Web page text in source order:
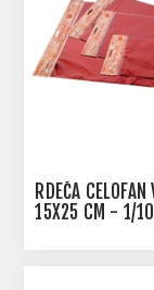
RDEČA CELOFAN
15X25 CM - 1/